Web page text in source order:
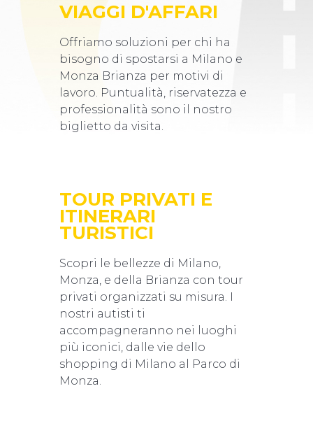
VIAGGI D'AFFARI
Offriamo soluzioni per chi ha
bisogno di spostarsi a Milano e
Monza Brianza per motivi di
lavoro. Puntualità, riservatezza e
professionalità sono il nostro
biglietto da visita.
TOUR PRIVATI E
ITINERARI
TURISTICI
Scopri le bellezze di Milano,
Monza, e della Brianza con tour
privati organizzati su misura. I
nostri autisti ti
accompagneranno nei luoghi
più iconici, dalle vie dello
shopping di Milano al Parco di
Monza.